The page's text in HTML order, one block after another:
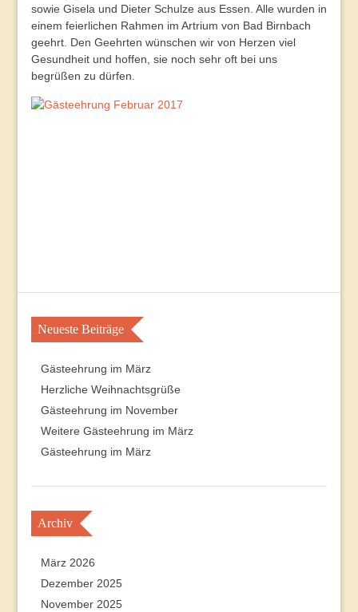
sowie Gisela und Dieter Schulze aus Essen. Alle wurden in
einem feierlichen Rahmen im Artrium von Bad Birnbach
geehrt. Den Geehrten wünschen wir von Herzen viel
Gesundheit und hoffen, sie noch sehr oft bei uns
begrüßen zu dürfen.
Neueste Beiträge
Gästeehrung im März
Herzliche Weihnachtsgrüße
Gästeehrung im November
Weitere Gästeehrung im März
Gästeehrung im März
Archiv
März 2026
Dezember 2025
November 2025